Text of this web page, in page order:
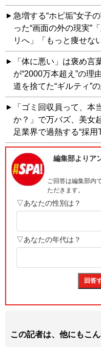
急増する“ホビ垢”女子
った“画面の外の現実”
リへ」「もっと痩せな
「体に悪い」は褒め言
が“2000万本超え”の理
道を捨てた“ギルティ”
「ゴミ回収員って、本
か？」で万バズ、美女
足業界で過熱する“採用
この記者は、他にもこ